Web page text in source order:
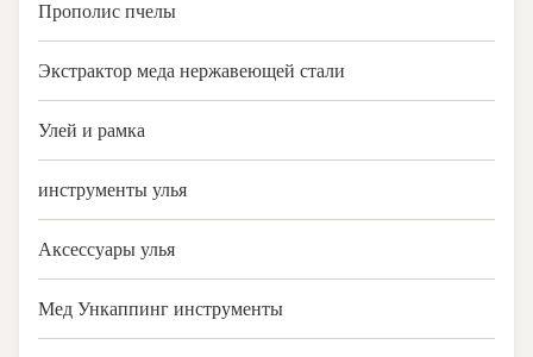
Прополис пчелы
Экстрактор меда нержавеющей стали
Улей и рамка
инструменты улья
Аксессуары улья
Мед Ункаппинг инструменты